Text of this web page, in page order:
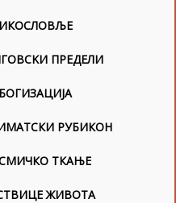
ПРЕДЕЛИ
РУБИКОН
ТКАЊЕ
ЖИВОТА